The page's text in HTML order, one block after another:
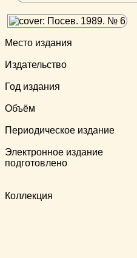
Место издания
Издательство
Год издания
Объём
Периодическое издание
Электронное издание
подготовлено
Коллекция